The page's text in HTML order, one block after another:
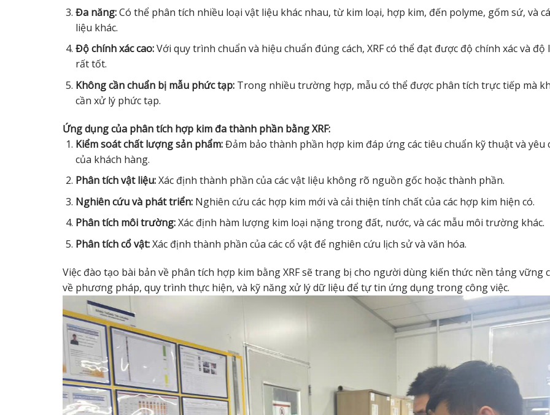
Đa năng:Có thể phân tích nhiều loại vật liệu khác nhau, từ kim loại, hợp kim, đến polyme, gốm sứ, và
liệu khác.
Độ chính xác cao:Với quy trình chuẩn và hiệu chuẩn đúng cách, XRF có thể đạt được độ chính xác và độ
rất tốt.
Không cần chuẩn bị mẫu phức tạp:Trong nhiều trường hợp, mẫu có thể được phân tích trực tiếp mà
cần xử lý phức tạp.
Ứng dụng của phân tích hợp kim đa thành phần bằng XRF:
Kiểm soát chất lượng sản phẩm:Đảm bảo thành phần hợp kim đáp ứng các tiêu chuẩn kỹ thuật và yêu
của khách hàng.
Phân tích vật liệu:Xác định thành phần của các vật liệu không rõ nguồn gốc hoặc thành phần.
Nghiên cứu và phát triển:Nghiên cứu các hợp kim mới và cải thiện tính chất của các hợp kim hiện có.
Phân tích môi trường:Xác định hàm lượng kim loại nặng trong đất, nước, và các mẫu môi trường khác.
Phân tích cổ vật:Xác định thành phần của các cổ vật để nghiên cứu lịch sử và văn hóa.
Việc đào tạo bài bản về phân tích hợp kim bằng XRF sẽ trang bị cho người dùng kiến thức nền tảng vững
về phương pháp, quy trình thực hiện, và kỹ năng xử lý dữ liệu để tự tin ứng dụng trong công việc.